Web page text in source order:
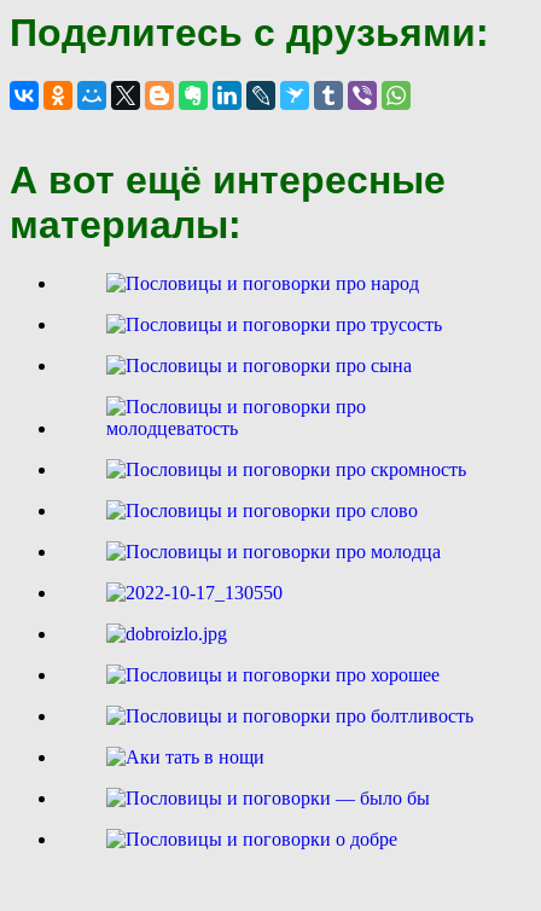
Поделитесь с друзьями:
А вот ещё интересные
материалы: